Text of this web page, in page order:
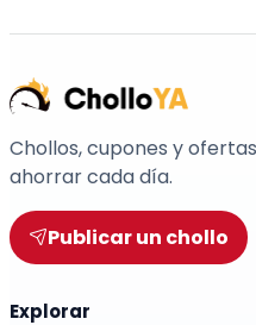
Chollos, cupones y
ahorrar cada día.
Publicar un chollo
Explorar